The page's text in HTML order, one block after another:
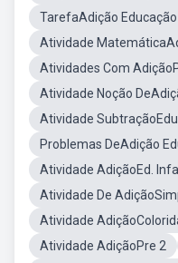
TarefaAdição
Atividade
Atividades Com
Atividade Noção
Atividade
Problemas DeAdição
Atividade AdiçãoEd.
Atividade De
Atividade
Atividade AdiçãoPre 2